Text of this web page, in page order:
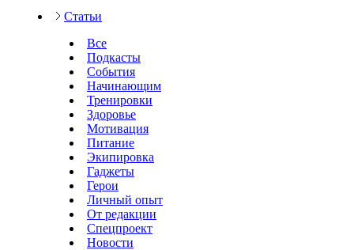
Статьи
Все
Подкасты
События
Начинающим
Тренировки
Здоровье
Мотивация
Питание
Экипировка
Гаджеты
Герои
Личный опыт
От редакции
Спецпроект
Новости